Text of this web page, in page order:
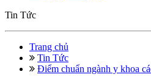
Tin Tức
Trang chủ
Tin Tức
Điểm chuẩn ngành y khoa